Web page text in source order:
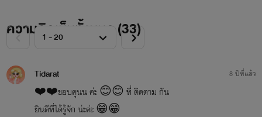
หรือติดตามได้ทาง
www.ebooks.in.th/perfan
https://perfan.readawrite.com
https://www.facebook.com/perfannn
ความคิดเห็นทั้งหมด (33)
Tidarat
❤️❤️ขอบคุนน ค่ะ 😊😊 ที่ ติดตาม กัน
ยินดีที่ได้รู้จัก น่ะค่ะ 😁😁
8 ปีที่แล้ว